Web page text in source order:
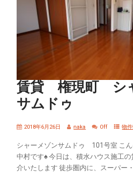
賃貸 権現町 シ
サムドゥ
2018年6月26日 naka Off 物
シャーメゾンサムドゥ 101号室 こ
中村です♠ 今日は、積水ハウス施工
介いたします 徒歩圏内に、スーパー